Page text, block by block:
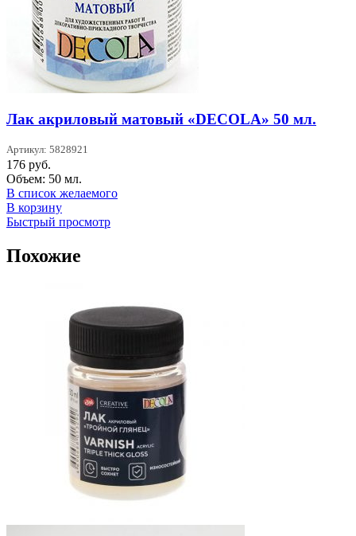
Лак акриловый матовый «DECOLA» 50 мл.
Артикул: 5828921
176 руб.
Объем: 50 мл.
В список желаемого
В корзину
Быстрый просмотр
Похожие